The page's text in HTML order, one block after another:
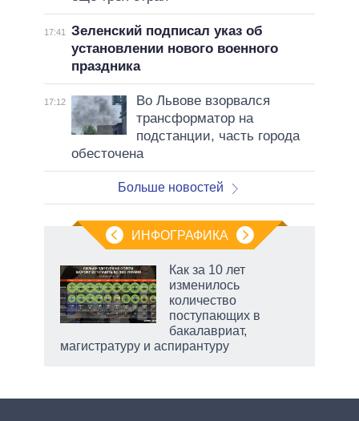
17:41
Зеленский подписал указ об
установлении нового военного
праздника
17:12
Во Львове взорвался
трансформатор на
подстанции, часть города
обесточена
Больше новостей
ИНФОГРАФИКА
Как за 10 лет
изменилось
количество
поступающих в
бакалавриат,
магистратуру и аспирантуру